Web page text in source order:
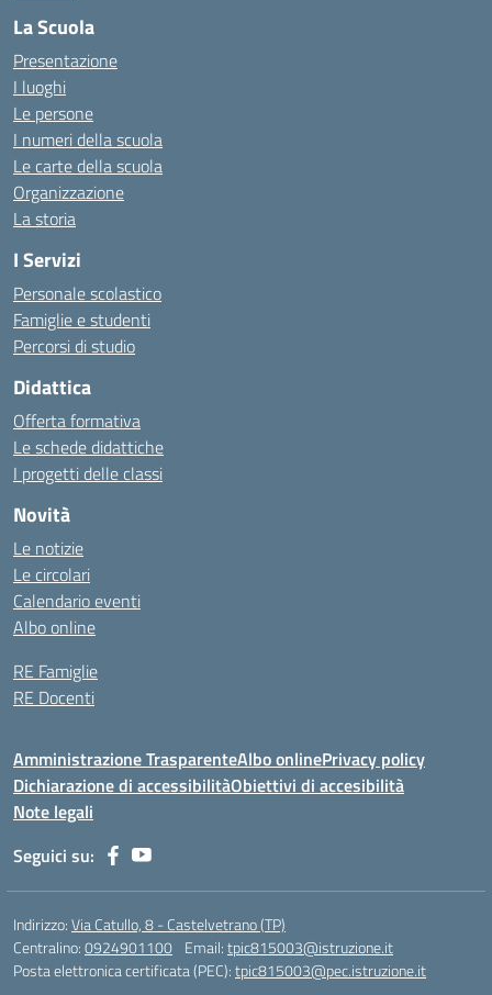
La Scuola
Presentazione
I luoghi
Le persone
I numeri della scuola
Le carte della scuola
Organizzazione
La storia
I Servizi
Personale scolastico
Famiglie e studenti
Percorsi di studio
Didattica
Offerta formativa
Le schede didattiche
I progetti delle classi
Novità
Le notizie
Le circolari
Calendario eventi
Albo online
RE Famiglie
RE Docenti
Amministrazione TrasparenteAlbo onlinePrivacy policy
Dichiarazione di accessibilitàObiettivi di accesibilità
Note legali
Seguici su:
Indirizzo:Via Catullo, 8 - Castelvetrano (TP)
Centralino:0924901100 Email:tpic815003@istruzione.it
Posta elettronica certificata (PEC):tpic815003@pec.istruzione.it